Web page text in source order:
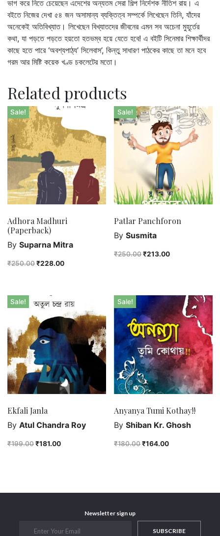
ভাগ করে নিতে চেয়েছেন এদেশের অন্যতম সেরা শিল্প নির্দেশক নীতিশ রায়। এ
বইতে নিজের দেখা ৫৪ জন অসামান্য ব্যক্তিত্ব সম্পর্কে লিখেছেন তিনি, যাঁদের
অনেকেই অতিবিখ্যাত। লিখেছেন বিখ্যাতদের জীবনের এমন সব অচেনা মুহূর্তের
কথা, যা পড়তে পড়তে হয়তো হতভম্ব হয়ে যেতে হবে! এ বইটি সিনেমার শিক্ষার্থীদর
কাছে হতে পারে ‘অবশ্যপাঠ্য’ সিলেবাস’, কিন্তু সাধারণ পাঠকের কাছে তা মনে হবে
গরম আর মিষ্টি কয়েক খণ্ড চকলেটের মতো।
Related products
Sale!
Adhora Madhuri
(Paperback)
By Suparna Mitra
₹250.00₹228.00
Sale!
Patlar Panchforon
BySusmita
₹250.00₹213.00
Sale!
Ekfali Janla
By Atul Chandra Roy
₹199.00₹181.00
Sale!
Anyanya Tumi Kothay!!
ByShiban Kr. Ghosh
₹180.00₹164.00
Newsletter sign up
SUBSCRIBE